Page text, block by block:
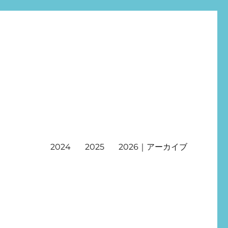
2024 2025 2026｜アーカイブ